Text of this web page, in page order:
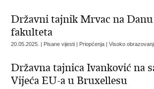
Državni tajnik Mrvac na
fakulteta
20.05.2025. | Pisane vijesti | Priopćenja | Visoko
Državna tajnica Ivanković na
Vijeća EU-a u Bruxellesu